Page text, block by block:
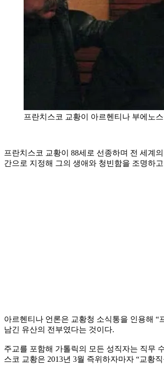
프란치스코 교황이 아르헨티나 부에노
프란치스코 교황이 88세로 선종하며 전 세계
간으로 지정해 그의 생애와 청빈함을 조명하
아르헨티나 언론은 교황청 소식통을 인용해 “
남긴 유산의 전부였다는 것이다.
주교를 포함해 가톨릭의 모든 성직자는 직무
스코 교황은 2013년 3월 즉위하자마자 “교황